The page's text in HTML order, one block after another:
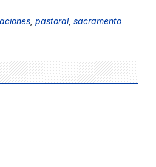
pastoral, sacramento